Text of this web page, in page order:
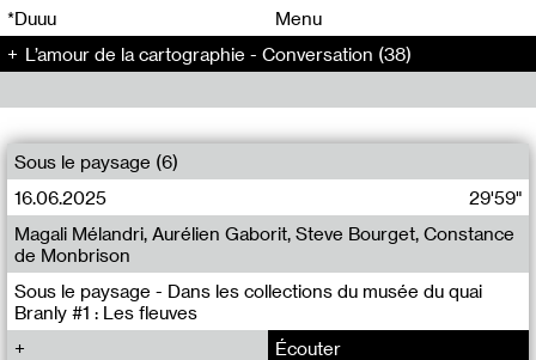
*Duuu
Menu
L’amour de la cartographie - Conversation (38)
Sous le paysage (6)
16.06.2025
29'59"
Sous le paysage - Dans les collections du musée du quai
Branly #1 : Les fleuves
Magali Mélandri, Aurélien Gaborit, Steve Bourget, Constance
de Monbrison
Écouter
00 00
00 00